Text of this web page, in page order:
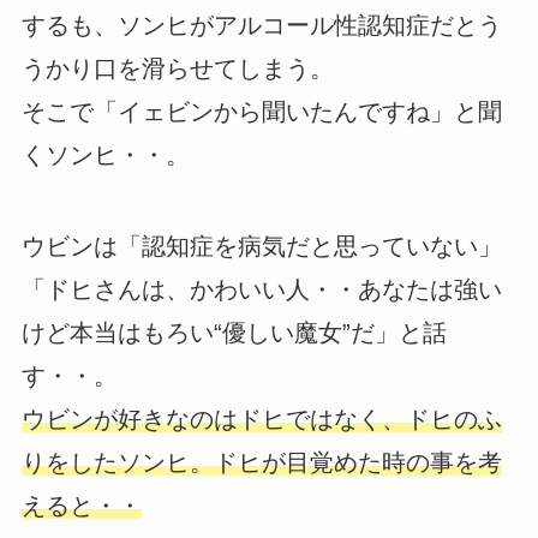
するも、ソンヒがアルコール性認知症だとう
うかり口を滑らせてしまう。
そこで「イェビンから聞いたんですね」と聞
くソンヒ・・。
ウビンは「認知症を病気だと思っていない」
「ドヒさんは、かわいい人・・あなたは強い
けど本当はもろい“優しい魔女”だ」と話
す・・。
ウビンが好きなのはドヒではなく、ドヒのふ
りをしたソンヒ。ドヒが目覚めた時の事を考
えると・・